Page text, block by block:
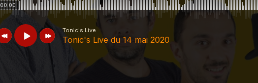
00:00
Tonic's Live
Tonic's Live du 14 mai 2020